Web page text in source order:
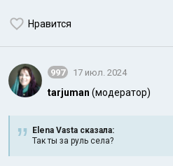
Нравится
997 17 июл. 2024
tarjuman (модератор)
Elena Vasta сказалa:
Так ты за руль села?